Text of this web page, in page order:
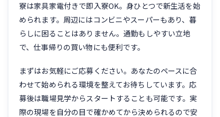
寮は家具家電付きで即入寮OK。身ひとつで新生活を始
められます。周辺にはコンビニやスーパーもあり、暮
らしに困ることはありません。通勤もしやすい立地
で、仕事帰りの買い物にも便利です。
まずはお気軽にご応募ください。あなたのペースに合
わせて始められる環境を整えてお待ちしています。応
募後は職場見学からスタートすることも可能です。実
際の現場を自分の目で確かめてから決められるので安